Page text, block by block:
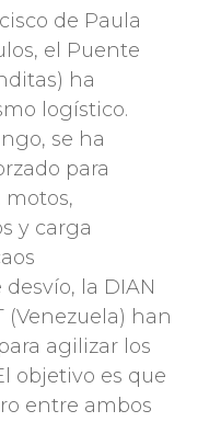
de Paula
el Puente
ha
logístico.
se ha
para
motos,
y carga
la DIAN
(Venezuela) han
agilizar los
objetivo es que
entre ambos